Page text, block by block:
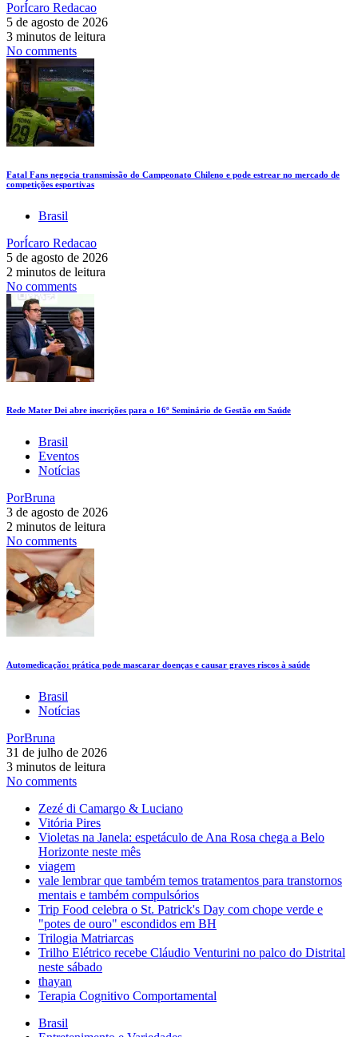
PorÍcaro Redacao
5 de agosto de 2026
3 minutos de leitura
No comments
Fatal Fans negocia transmissão do Campeonato Chileno e pode estrear no mercado de
competições esportivas
Brasil
PorÍcaro Redacao
5 de agosto de 2026
2 minutos de leitura
No comments
Rede Mater Dei abre inscrições para o 16º Seminário de Gestão em Saúde
Brasil
Eventos
Notícias
PorBruna
3 de agosto de 2026
2 minutos de leitura
No comments
Automedicação: prática pode mascarar doenças e causar graves riscos à saúde
Brasil
Notícias
PorBruna
31 de julho de 2026
3 minutos de leitura
No comments
Zezé di Camargo & Luciano
Vitória Pires
Violetas na Janela: espetáculo de Ana Rosa chega a Belo
Horizonte neste mês
viagem
vale lembrar que também temos tratamentos para transtornos
mentais e também compulsórios
Trip Food celebra o St. Patrick's Day com chope verde e
"potes de ouro" escondidos em BH
Trilogia Matriarcas
Trilho Elétrico recebe Cláudio Venturini no palco do Distrital
neste sábado
thayan
Terapia Cognitivo Comportamental
Brasil